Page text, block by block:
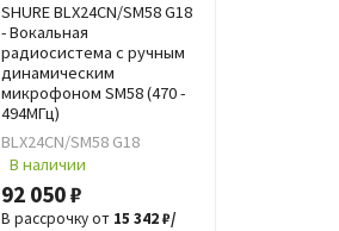
SHURE BLX24CN/SM58 G18
- Вокальная
радиосистема с ручным
динамическим
микрофоном SM58 (470 -
494МГц)
BLX24CN/SM58 G18
В наличии
92 050 ₽
В рассрочку от 15 342 ₽/